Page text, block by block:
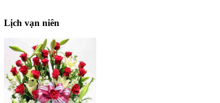
Lịch vạn niên